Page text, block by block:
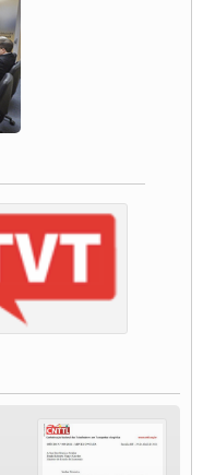
Democrático de Direito
da CNTTL
avaliar proposta de reajuste
transportes está mantido,
terça-feira (20)
que liga o Mercosul ao
e fazem protesto
e o Adoecimento da Classe
PARA A
NOS ORGANIZAR?
bem de saúde